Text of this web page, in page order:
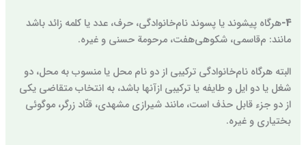
4- هرگاه پیشوند یا پسوند نام‌خانوادگی، حرف، عدد یا کلمه زائد باشد
مانند: م‌قاسمی، شکوهی‌هفت، مرحومة حسنی و غیره.
البته هرگاه نام‌خانوادگی ترکیبی از دو نام محل یا منسوب به محل، دو
شغل یا دو ایل و طایفه یا ترکیبی از‌آنها باشد، به انتخاب متقاضی یکی
از دو جزء قابل حذف است، مانند شیرازی مشهدی، قنّاد زرگر، موگوئی
بختیاری و غیره.